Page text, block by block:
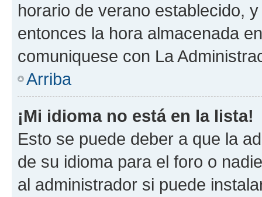
horario de verano establecido,
entonces la hora almacenada
comuniquese con La
Arriba
¡Mi idioma no está en la lista!
Esto se puede deber a que la
de su idioma para el foro o
al administrador si puede